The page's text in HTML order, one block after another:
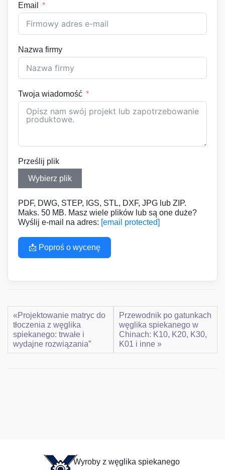
Email
Nazwa firmy
Twoja wiadomość
Prześlij plik
Wybierz plik
PDF, DWG, STEP, IGS, STL, DXF, JPG lub ZIP.
Maks. 50 MB. Masz wiele plików lub są one duże?
Wyślij e-mail na adres: [email protected]
📩 Poproś o wycenę
«Projektowanie matryc do
tłoczenia z węglika
spiekanego: trwałe i
wydajne rozwiązania”
Przewodnik po gatunkach
węglika spiekanego w
Chinach: K10, K20, K30,
K01 i inne »
Wyroby z węglika spiekanego